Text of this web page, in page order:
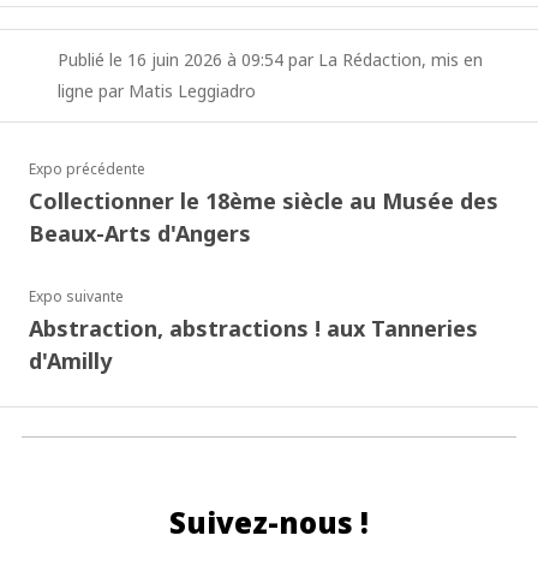
Publié le 16 juin 2026 à 09:54 par La Rédaction, mis en
ligne par Matis Leggiadro
Expo précédente
Collectionner le 18ème siècle au Musée des
Beaux-Arts d'Angers
Expo suivante
Abstraction, abstractions ! aux Tanneries
d'Amilly
Suivez-nous !